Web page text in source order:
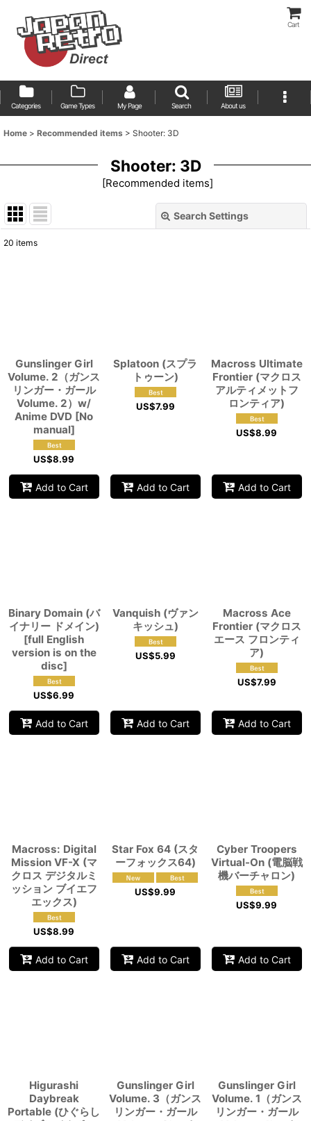
Cart
Categories Game Types My Page Search About us
Home > Recommended items > Shooter: 3D
Shooter: 3D
[Recommended items]
Search Settings
20 items
Gunslinger Girl
Volume. 2（ガンス
リンガー・ガール
Volume. 2）w/
Anime DVD [No
manual]
US$8.99
Add to Cart
Splatoon (スプラ
トゥーン)
US$7.99
Add to Cart
Macross Ultimate
Frontier (マクロス
アルティメットフ
ロンティア)
US$8.99
Add to Cart
Binary Domain (バ
イナリー ドメイン)
[full English
version is on the
disc]
US$6.99
Add to Cart
Vanquish (ヴァン
キッシュ)
US$5.99
Add to Cart
Macross Ace
Frontier (マクロス
エース フロンティ
ア)
US$7.99
Add to Cart
Macross: Digital
Mission VF-X (マ
クロス デジタルミ
ッション ブイエフ
エックス)
US$8.99
Add to Cart
Star Fox 64 (スタ
ーフォックス64)
US$9.99
Add to Cart
Cyber Troopers
Virtual-On (電脳戦
機バーチャロン)
US$9.99
Add to Cart
Higurashi
Daybreak
Portable (ひぐらし
Gunslinger Girl
Volume. 3（ガンス
リンガー・ガール
Gunslinger Girl
Volume. 1（ガンス
リンガー・ガール